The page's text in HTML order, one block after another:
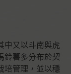
中又以斗南與虎
鈴薯多分布於契
培管理，並以穩